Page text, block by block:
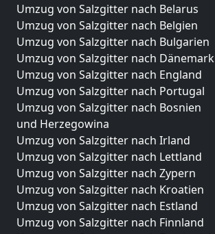
Umzug von Salzgitter nach Belarus
Umzug von Salzgitter nach Belgien
Umzug von Salzgitter nach Bulgarien
Umzug von Salzgitter nach Dänemark
Umzug von Salzgitter nach England
Umzug von Salzgitter nach Portugal
Umzug von Salzgitter nach Bosnien
und Herzegowina
Umzug von Salzgitter nach Irland
Umzug von Salzgitter nach Lettland
Umzug von Salzgitter nach Zypern
Umzug von Salzgitter nach Kroatien
Umzug von Salzgitter nach Estland
Umzug von Salzgitter nach Finnland